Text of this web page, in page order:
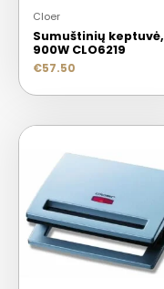
Cloer
Sumuštinių keptuvė,
900W CLO6219
€57.50